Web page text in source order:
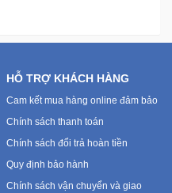
HỖ TRỢ KHÁCH HÀNG
Cam kết mua hàng online đảm bảo
Chính sách thanh toán
Chính sách đổi trả hoàn tiền
Quy định bảo hành
Chính sách vận chuyển và giao